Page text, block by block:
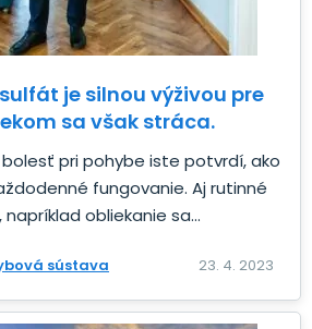
je silnou výživou pre
sa však stráca.
pri pohybe iste potvrdí, ako
fungovanie. Aj rutinné
napríklad obliekanie sa...
sústava 23. 4. 2023